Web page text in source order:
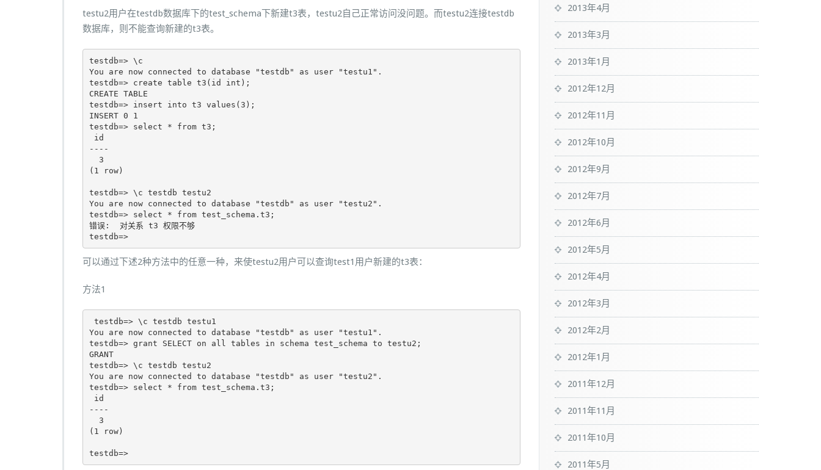
testu2用户在testdb数据库下的test_schema下新建t3表，testu2自己正常访问没问题。而testu2连接testdb
数据库，则不能查询新建的t3表。
testdb=> \c
You are now connected to database "testdb" as user "testu1".
testdb=> create table t3(id int);
CREATE TABLE
testdb=> insert into t3 values(3);
INSERT 0 1
testdb=> select * from t3;
id
----
  3
(1 row)
testdb=> \c testdb testu2
You are now connected to database "testdb" as user "testu2".
testdb=> select * from test_schema.t3;
错误:  对关系 t3 权限不够
testdb=>
可以通过下述2种方法中的任意一种，来使testu2用户可以查询test1用户新建的t3表：
方法1
testdb=> \c testdb testu1
You are now connected to database "testdb" as user "testu1".
testdb=> grant SELECT on all tables in schema test_schema to testu2;
GRANT
testdb=> \c testdb testu2
You are now connected to database "testdb" as user "testu2".
testdb=> select * from test_schema.t3;
id
----
  3
(1 row)
testdb=>
2013年4月
2013年3月
2013年1月
2012年12月
2012年11月
2012年10月
2012年9月
2012年7月
2012年6月
2012年5月
2012年4月
2012年3月
2012年2月
2012年1月
2011年12月
2011年11月
2011年10月
2011年5月